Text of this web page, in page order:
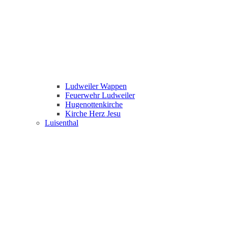
Ludweiler Wappen
Feuerwehr Ludweiler
Hugenottenkirche
Kirche Herz Jesu
Luisenthal